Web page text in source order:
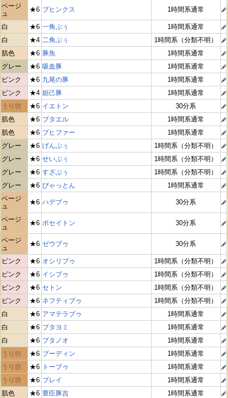
ベージ
ュ
★6 ブヒンクス 1時間系通常
白 ★6 一角ぶぅ
1時間系通常
白
★4 二角ぶぅ
1時間系（分類不明）
肌色
★6 豚魚
1時間系通常
グレー
★6 吸血豚
1時間系通常
ピンク
★6 九尾の豚
1時間系通常
ピンク
★4 妲己豚
1時間系通常
うり坊
★6 イエトン
30分系
肌色
★6 ブタエル
1時間系通常
肌色
★6 ブヒファー
1時間系通常
グレー
★6 げんぶぅ
1時間系（分類不明）
グレー
★6 せいぶぅ
1時間系（分類不明）
グレー
★6 すざぶぅ
1時間系（分類不明）
グレー
★6 びゃっとん
1時間系通常
ベージ
ュ
★6 ハデブゥ 30分系
ベージ
ュ
★6 ポセイトン 30分系
ベージ
ュ
★6 ゼウブゥ 30分系
ピンク ★6 オシリブゥ
1時間系（分類不明）
ピンク
★6 イシブゥ
1時間系（分類不明）
ピンク
★6 セトン
1時間系（分類不明）
ピンク
★6 ネフティブゥ
1時間系（分類不明）
白
★6 アマテラブゥ
1時間系通常
白
★6 ブタヨミ
1時間系通常
白
★6 ブタノオ
1時間系通常
うり坊
★6 ブーディン
1時間系通常
うり坊
★6 トーブゥ
1時間系通常
うり坊
★6 ブレイ
1時間系通常
肌色
★6 豊臣豚吉
1時間系通常